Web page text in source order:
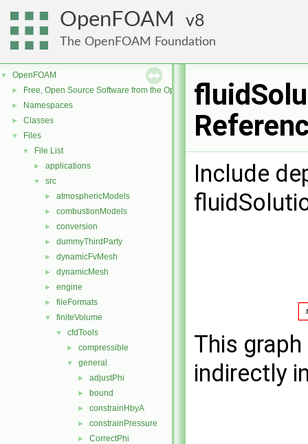
OpenFOAM 8
The OpenFOAM Foundation
▼ OpenFOAM
► Free, Open Source Software from the OpenFOAM Foundation
► Namespaces
► Classes
▼ Files
▼ File List
► applications
▼ src
► atmosphericModels
► combustionModels
► conversion
► dummyThirdParty
► dynamicFvMesh
► dynamicMesh
► engine
► fileFormats
▼ finiteVolume
▼ cfdTools
► compressible
▼ general
► adjustPhi
► bound
► constrainHbyA
► constrainPressure
► CorrectPhi
Include
This
indirectly